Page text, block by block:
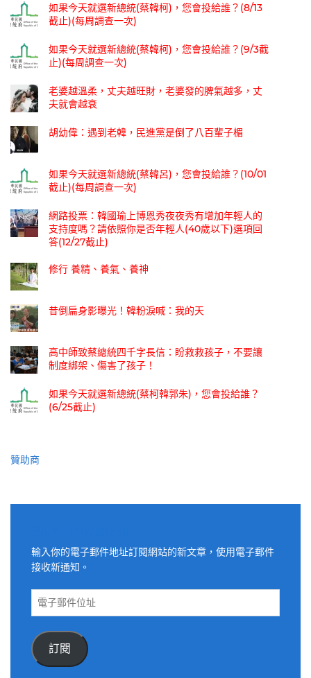
如果今天就選新總統(蔡韓柯)，您會投給誰？(8/13
截止)(每周調查一次)
如果今天就選新總統(蔡韓柯)，您會投給誰？(9/3截
止)(每周調查一次)
老婆越溫柔，丈夫越旺財，老婆發的脾氣越多，丈
夫就會越衰
胡幼偉：遇到老韓，民進黨是倒了八百輩子楣
如果今天就選新總統(蔡韓呂)，您會投給誰？(10/01
截止)(每周調查一次)
網路投票：韓國瑜上博恩秀夜夜秀有增加年輕人的
支持度嗎？請依照你是否年輕人(40歲以下)選項回
答(12/27截止)
修行 養精、養氣、養神
昔倒扁身影曝光！韓粉淚喊：我的天
高中師致蔡總統四千字長信：盼救救孩子，不要讓
制度綁架、傷害了孩子！
如果今天就選新總統(蔡柯韓郭朱)，您會投給誰？
(6/25截止)
贊助商
輸入你的電子郵件地址訂閱網站的新文章，使用電子郵件
接收新通知。
電
件
位
訂閱